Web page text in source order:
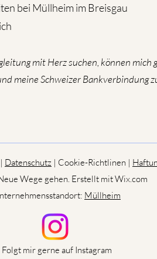
bei Müllheim im Breisgau
mit Herz suchen, können mich
meine Schweizer Bankverbindung
| Datenschutz | Cookie-Richtlinen |
Wege gehen. Erstellt mit Wix.com
Müllheim
Folgt mir gerne auf Instagram